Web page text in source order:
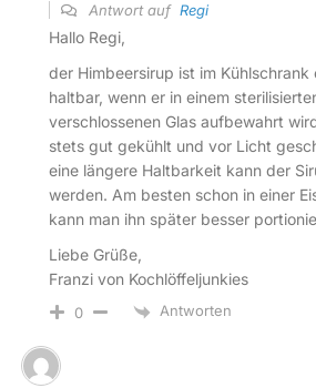
Antwort auf Regi
Hallo Regi,
der Himbeersirup ist im
haltbar, wenn er in einem
verschlossenen Glas aufbewahrt
stets gut gekühlt und vor Licht
eine längere Haltbarkeit kann der
werden. Am besten schon in einer
kann man ihn später besser
Liebe Grüße,
Franzi von Kochlöffeljunkies
0 Antworten